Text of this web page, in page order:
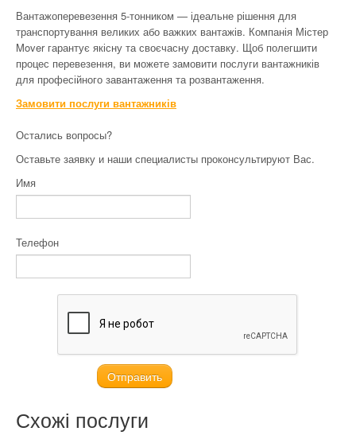
Вантажоперевезення 5-тонником — ідеальне рішення для
транспортування великих або важких вантажів. Компанія Містер
Mover гарантує якісну та своєчасну доставку. Щоб полегшити
процес перевезення, ви можете замовити послуги вантажників
для професійного завантаження та розвантаження.
Замовити послуги вантажників
Остались вопросы?
Оставьте заявку и наши специалисты проконсультируют Вас.
Имя
Телефон
Схожі послуги